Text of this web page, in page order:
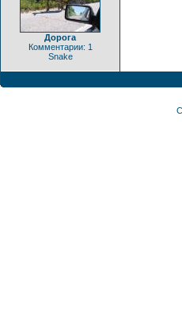
Дорога
Комментарии: 1
Snake